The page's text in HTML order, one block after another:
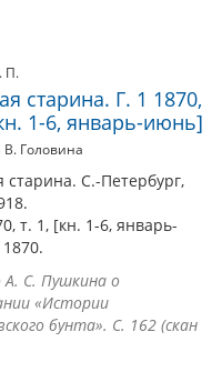
П.
старина. Г. 1 1870,
1-6, январь-июнь]
В. Головина
старина. С.-Петербург,
т. 1, [кн. 1-6, январь-
А. С. Пушкина о
«Истории
бунта». С. 162 (скан